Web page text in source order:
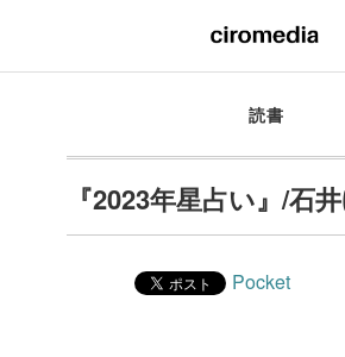
読書
『2023年星占い』/石
Pocket